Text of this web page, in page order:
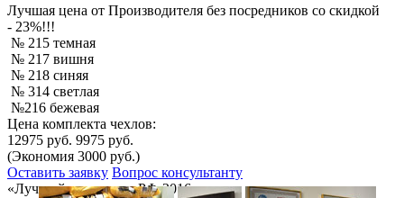
Лучшая цена от Производителя без посредников со скидкой
- 23%!!!
№ 215 темная
№ 217 вишня
№ 218 синяя
№ 314 светлая
№216 бежевая
Цена комплекта чехлов:
12975 руб. 9975 руб.
(Экономия 3000 руб.)
Оставить заявку Вопрос консультанту
«Лучший товар года РФ-2016»